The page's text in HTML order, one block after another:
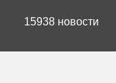
15938 новости